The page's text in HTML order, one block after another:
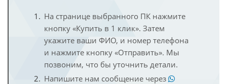
На странице выбранного ПК нажмите
кнопку «Купить в 1 клик». Затем
укажите ваши ФИО, и номер телефона
и нажмите кнопку «Отправить». Мы
позвоним, что бы уточнить детали.
Напишите нам сообщение через